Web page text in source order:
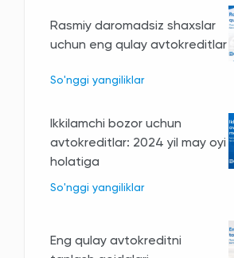
Rasmiy daromadsiz shaxslar
uchun eng qulay avtokreditlar
So'nggi yangiliklar
Ikkilamchi bozor uchun
avtokreditlar: 2024 yil may oyi
holatiga
So'nggi yangiliklar
Eng qulay avtokreditni